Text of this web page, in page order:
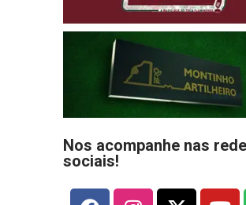
Nos acompanhe nas
sociais!